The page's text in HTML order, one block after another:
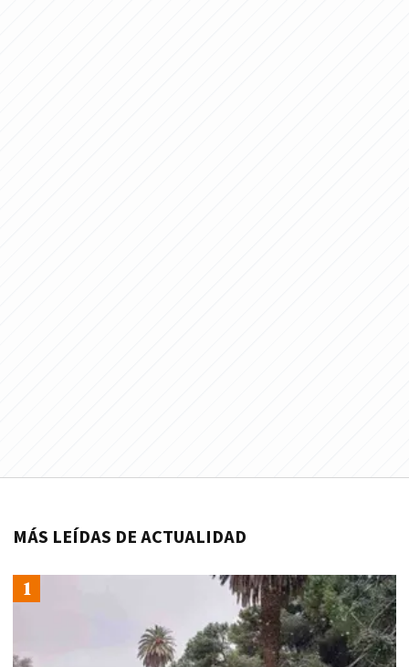
MÁS LEÍDAS DE ACTUALIDAD